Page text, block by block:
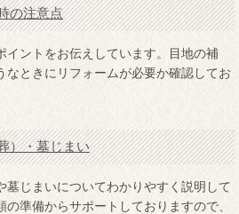
の注意点
イントをお伝えしています。目地の補
なときにリフォームが必要か確認してお
）・墓じまい
墓じまいについてわかりやすく説明して
準備からサポートしておりますので、